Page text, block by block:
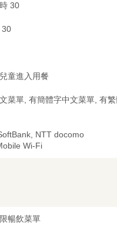
30
30
童進入用餐
菜單, 有簡體字中文菜單, 有
NTT docomo
Wi-Fi
暢飲菜單